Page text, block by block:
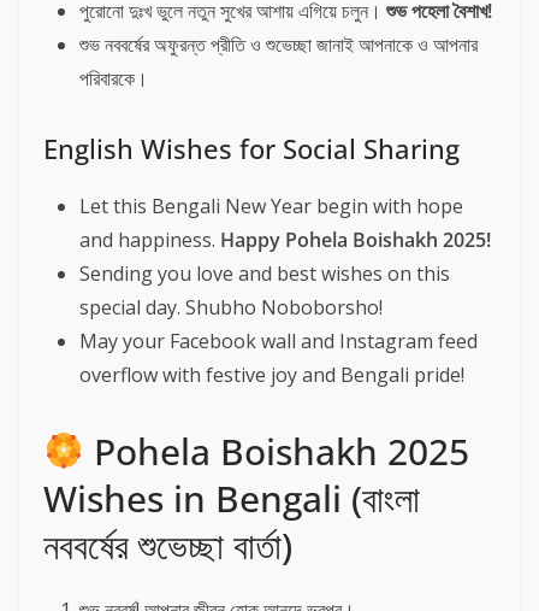
পুরোনো দুঃখ ভুলে নতুন সুখের আশায় এগিয়ে চলুন।শুভ পহেলা বৈশাখ!
শুভ নববর্ষের অফুরন্ত প্রীতি ও শুভেচ্ছা জানাই আপনাকে ও আপনার
পরিবারকে।
English Wishes for Social Sharing
Let this Bengali New Year begin with hope
and happiness. Happy Pohela Boishakh 2025!
Sending you love and best wishes on this
special day. Shubho Noboborsho!
May your Facebook wall and Instagram feed
overflow with festive joy and Bengali pride!
Pohela Boishakh 2025
Wishes in Bengali (বাংলা
নববর্ষের শুভেচ্ছা বার্তা)